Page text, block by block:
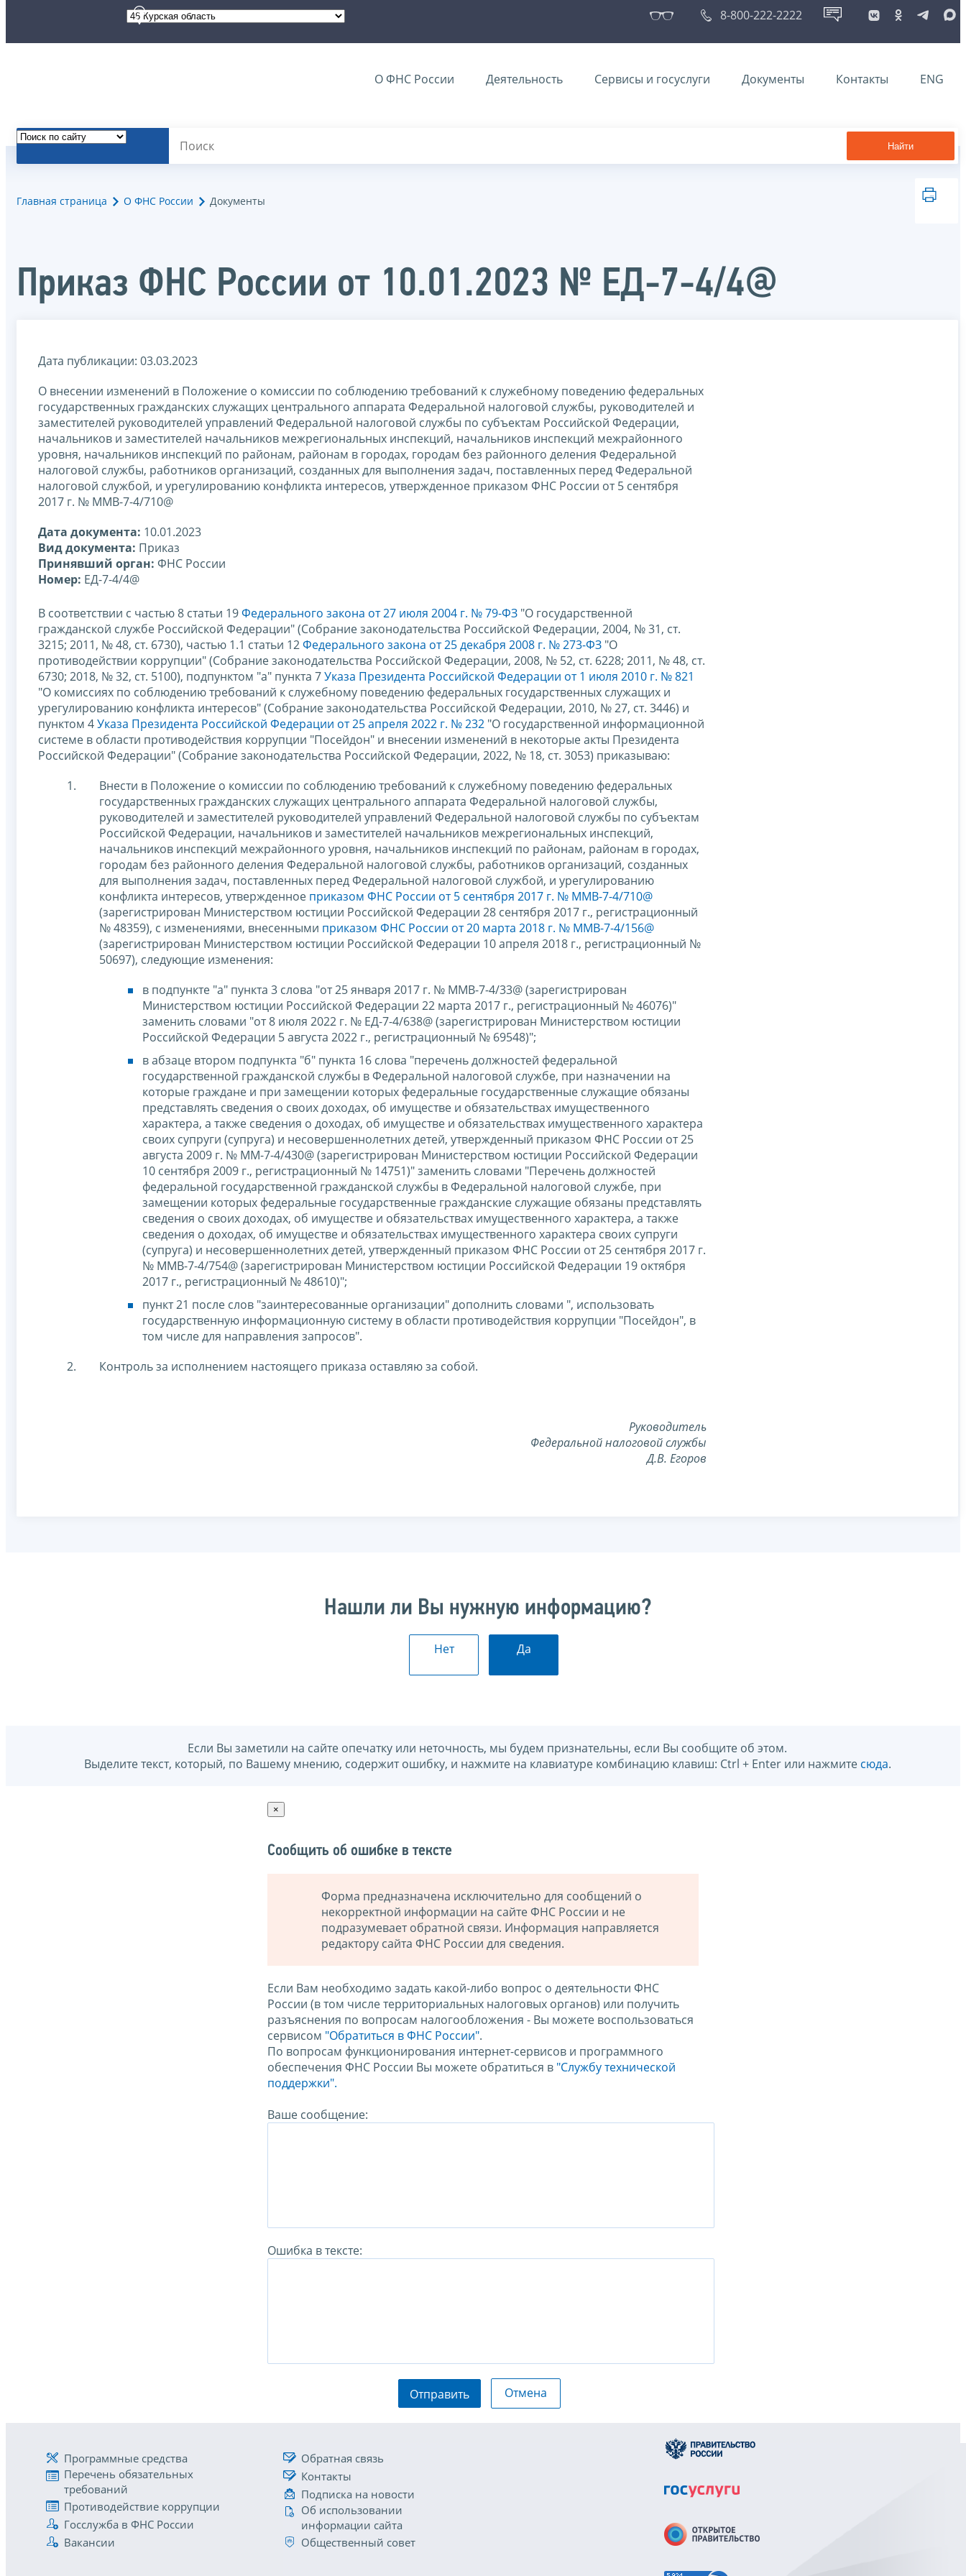
8-800-222-2222
О ФНС России Деятельность Сервисы и госуслуги Документы Контакты ENG
Найти
Главная страница О ФНС России Документы
Приказ ФНС России от 10.01.2023 № ЕД-7-4/4@
Дата публикации: 03.03.2023
О внесении изменений в Положение о комиссии по соблюдению требований к служебному поведению федеральных
государственных гражданских служащих центрального аппарата Федеральной налоговой службы, руководителей и
заместителей руководителей управлений Федеральной налоговой службы по субъектам Российской Федерации,
начальников и заместителей начальников межрегиональных инспекций, начальников инспекций межрайонного
уровня, начальников инспекций по районам, районам в городах, городам без районного деления Федеральной
налоговой службы, работников организаций, созданных для выполнения задач, поставленных перед Федеральной
налоговой службой, и урегулированию конфликта интересов, утвержденное приказом ФНС России от 5 сентября
2017 г. № ММВ-7-4/710@
Дата документа: 10.01.2023
Вид документа: Приказ
Принявший орган: ФНС России
Номер: ЕД-7-4/4@
В соответствии с частью 8 статьи 19Федерального закона от 27 июля 2004 г. № 79-ФЗ "О государственной
гражданской службе Российской Федерации" (Собрание законодательства Российской Федерации, 2004, № 31, ст.
3215; 2011, № 48, ст. 6730), частью 1.1 статьи 12Федерального закона от 25 декабря 2008 г. № 273-ФЗ "О
противодействии коррупции" (Собрание законодательства Российской Федерации, 2008, № 52, ст. 6228; 2011, № 48, ст.
6730; 2018, № 32, ст. 5100), подпунктом "а" пункта 7Указа Президента Российской Федерации от 1 июля 2010 г. № 821
"О комиссиях по соблюдению требований к служебному поведению федеральных государственных служащих и
урегулированию конфликта интересов" (Собрание законодательства Российской Федерации, 2010, № 27, ст. 3446) и
пунктом 4Указа Президента Российской Федерации от 25 апреля 2022 г. № 232 "О государственной информационной
системе в области противодействия коррупции "Посейдон" и внесении изменений в некоторые акты Президента
Российской Федерации" (Собрание законодательства Российской Федерации, 2022, № 18, ст. 3053) приказываю:
Внести в Положение о комиссии по соблюдению требований к служебному поведению федеральных
государственных гражданских служащих центрального аппарата Федеральной налоговой службы,
руководителей и заместителей руководителей управлений Федеральной налоговой службы по субъектам
Российской Федерации, начальников и заместителей начальников межрегиональных инспекций,
начальников инспекций межрайонного уровня, начальников инспекций по районам, районам в городах,
городам без районного деления Федеральной налоговой службы, работников организаций, созданных
для выполнения задач, поставленных перед Федеральной налоговой службой, и урегулированию
конфликта интересов, утвержденное приказом ФНС России от 5 сентября 2017 г. № ММВ-7-4/710@
(зарегистрирован Министерством юстиции Российской Федерации 28 сентября 2017 г., регистрационный
№ 48359), с изменениями, внесенными приказом ФНС России от 20 марта 2018 г. № ММВ-7-4/156@
(зарегистрирован Министерством юстиции Российской Федерации 10 апреля 2018 г., регистрационный №
50697), следующие изменения:
в подпункте "а" пункта 3 слова "от 25 января 2017 г. № ММВ-7-4/33@ (зарегистрирован
Министерством юстиции Российской Федерации 22 марта 2017 г., регистрационный № 46076)"
заменить словами "от 8 июля 2022 г. № ЕД-7-4/638@ (зарегистрирован Министерством юстиции
Российской Федерации 5 августа 2022 г., регистрационный № 69548)";
в абзаце втором подпункта "б" пункта 16 слова "перечень должностей федеральной
государственной гражданской службы в Федеральной налоговой службе, при назначении на
которые граждане и при замещении которых федеральные государственные служащие обязаны
представлять сведения о своих доходах, об имуществе и обязательствах имущественного
характера, а также сведения о доходах, об имуществе и обязательствах имущественного характера
своих супруги (супруга) и несовершеннолетних детей, утвержденный приказом ФНС России от 25
августа 2009 г. № ММ-7-4/430@ (зарегистрирован Министерством юстиции Российской Федерации
10 сентября 2009 г., регистрационный № 14751)" заменить словами "Перечень должностей
федеральной государственной гражданской службы в Федеральной налоговой службе, при
замещении которых федеральные государственные гражданские служащие обязаны представлять
сведения о своих доходах, об имуществе и обязательствах имущественного характера, а также
сведения о доходах, об имуществе и обязательствах имущественного характера своих супруги
(супруга) и несовершеннолетних детей, утвержденный приказом ФНС России от 25 сентября 2017 г.
№ ММВ-7-4/754@ (зарегистрирован Министерством юстиции Российской Федерации 19 октября
2017 г., регистрационный № 48610)";
пункт 21 после слов "заинтересованные организации" дополнить словами ", использовать
государственную информационную систему в области противодействия коррупции "Посейдон", в
том числе для направления запросов".
Контроль за исполнением настоящего приказа оставляю за собой.
Руководитель
Федеральной налоговой службы
Д.В. Егоров
Нашли ли Вы нужную информацию?
Нет Да
Если Вы заметили на сайте опечатку или неточность, мы будем признательны, если Вы сообщите об этом.
Выделите текст, который, по Вашему мнению, содержит ошибку, и нажмите на клавиатуре комбинацию клавиш: Ctrl + Enter или нажмите сюда.
×
Сообщить об ошибке в тексте
Форма предназначена исключительно для сообщений о
некорректной информации на сайте ФНС России и не
подразумевает обратной связи. Информация направляется
редактору сайта ФНС России для сведения.
Если Вам необходимо задать какой-либо вопрос о деятельности ФНС
России (в том числе территориальных налоговых органов) или получить
разъяснения по вопросам налогообложения - Вы можете воспользоваться
сервисом "Обратиться в ФНС России".
По вопросам функционирования интернет-сервисов и программного
обеспечения ФНС России Вы можете обратиться в "Службу технической
поддержки".
Ваше сообщение:
Ошибка в тексте:
Отправить Отмена
Программные средства
Перечень обязательных
требований
Противодействие коррупции
Госслужба в ФНС России
Вакансии
Обратная связь
Контакты
Подписка на новости
Об использовании
информации сайта
Общественный совет